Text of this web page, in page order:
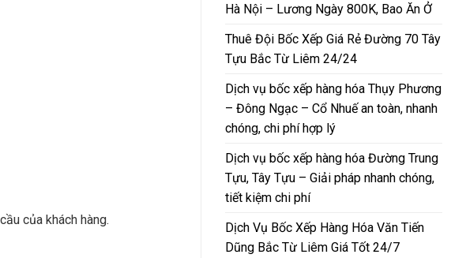
của khách hàng.
Hà Nội – Lương Ngày 800K, Bao Ăn Ở
Thuê Đội Bốc Xếp Giá Rẻ Đường 70 Tây
Tựu Bắc Từ Liêm 24/24
Dịch vụ bốc xếp hàng hóa Thụy Phương
– Đông Ngạc – Cổ Nhuế an toàn, nhanh
chóng, chi phí hợp lý
Dịch vụ bốc xếp hàng hóa Đường Trung
Tựu, Tây Tựu – Giải pháp nhanh chóng,
tiết kiệm chi phí
Dịch Vụ Bốc Xếp Hàng Hóa Văn Tiến
Dũng Bắc Từ Liêm Giá Tốt 24/7